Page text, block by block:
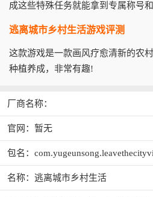
成这些特殊任务就能拿到专属称号和
逃离城市乡村生活游戏评测
这款游戏是一款画风疗愈清新的农
种植养成，非常有趣!
厂商名称：
官网：暂无
包名：
名称：逃离城市乡村生活